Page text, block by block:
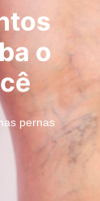
o
pernas